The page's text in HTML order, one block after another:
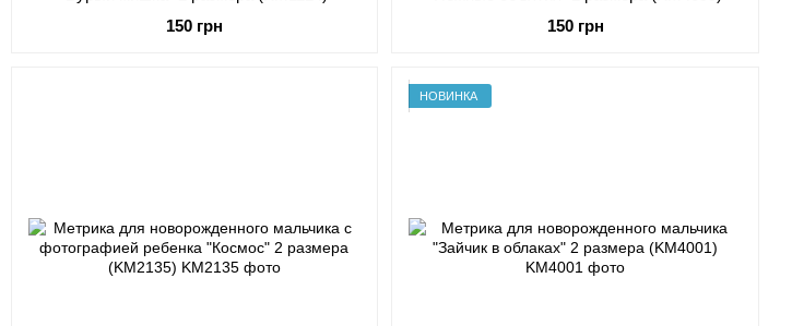
150 грн
150 грн
НОВИНКА